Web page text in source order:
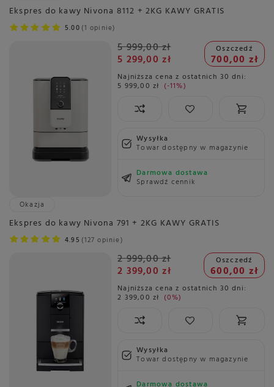
Ekspres do kawy Nivona 8112 + 2KG KAWY GRATIS
5.00 1 opinie
5 999,00 zł
5 299,00 zł
Oszczedź
700,00 zł
Najniższa cena z ostatnich 30 dni:
5 999,00 zł -11%
Wysyłka
Towar dostępny w magazynie
Darmowa dostawa
Sprawdź cennik
Okazja
Ekspres do kawy Nivona 791 + 2KG KAWY GRATIS
4.95 127 opinie
2 999,00 zł
2 399,00 zł
Oszczedź
600,00 zł
Najniższa cena z ostatnich 30 dni:
2 399,00 zł 0%
Wysyłka
Towar dostępny w magazynie